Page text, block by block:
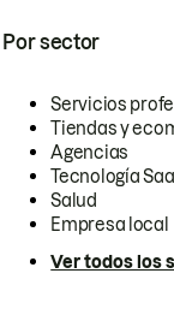
Por sector
Servicios
Tiendas y
Agencias
Tecnología
Salud
Empresa local
Ver todos los